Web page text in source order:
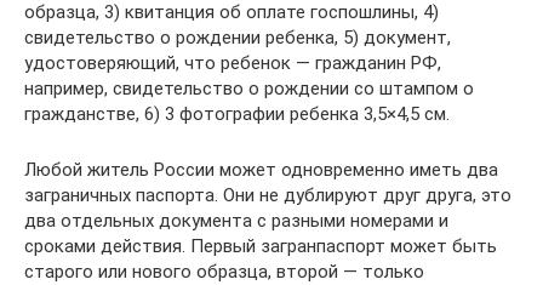
образца, 3) квитанция об оплате госпошлины, 4)
свидетельство о рождении ребенка, 5) документ,
удостоверяющий, что ребенок — гражданин РФ,
например, свидетельство о рождении со штампом о
гражданстве, 6) 3 фотографии ребенка 3,5×4,5 см.
Любой житель России может одновременно иметь два
заграничных паспорта. Они не дублируют друг друга, это
два отдельных документа с разными номерами и
сроками действия. Первый загранпаспорт может быть
старого или нового образца, второй — только